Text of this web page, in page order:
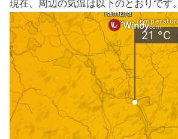
現在、周辺の気温は以下のとおりです。